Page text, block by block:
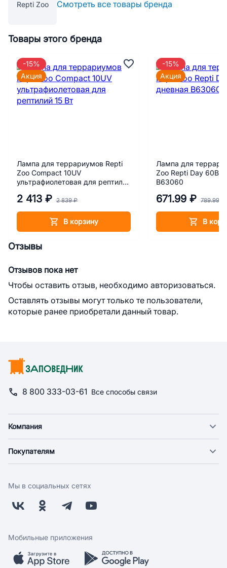
Repti Zoo Смотреть все товары бренда
Товары этого бренда
Лампа для террариумов Repti
Zoo Compact 10UV
ультрафиолетовая для рептилий
2 413 ₽ 2 839 ₽
В корзину
-15%
Акция
Лампа для
Zoo Repti Day 60Вт
B63060
671.99 ₽ 789.99 ₽
В
-15%
Акция
Отзывы
Отзывов пока нет
Чтобы оставить отзыв, необходимо авторизоваться.
Оставлять отзывы могут только те пользователи,
которые ранее приобретали данный товар.
8 800 333-03-61 Все способы связи
Компания
Новости
Поставщикам
Заводчикам
Обратная связь
Покупателям
Оплата
Бонусная программа
Скидки и акции
Мобильное приложение
Мы в социальных сетях
Мобильные приложения